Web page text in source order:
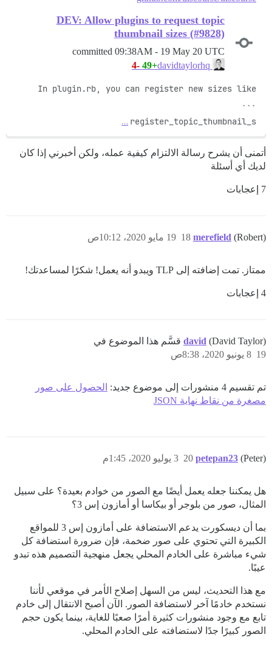
DEV: Allow plugins to request topic
thumbnail sizes (#9828)
committed 09:38AM - 19 May 20 UTC
+49
-4
register_topic_thumbnail_s
…
أتمنى أن يشرح رسالة الالتزام كيفية عمله، ولكن أخبرني إذا كان
لديك أي أسئلة
7 إعجابات
merefield (Robert) 19 مايو 2020، 10:12ص 18
ممتاز. تمت إضافته إلى TLP ويبدو أنه يعمل! شكرًا لمساعدتك!
4 إعجابات
david (David Taylor) قسَّم هذا الموضوع في
8 يونيو 2020، 8:38ص 19
تم تقسيم 4 منشورات إلى موضوع جديد:
الحصول على صور
مصغرة من نقاط نهاية JSON
petepan23 (Peter) 3 يوليو 2020، 1:45م 20
هل يمكننا جعله يعمل أيضًا مع الصور من خوادم بعيدة؟ على سبيل
المثال، صور من بلوجر أو بيكاسا أو أمازون إس 3؟
بما أن ديسكورت يدعم الاستضافة على أمازون إس 3 للمواقع
الكبيرة التي تحتوي على صور ضخمة، فإن ضرورة استضافة كل
شيء مباشرة على الخادم المحلي يجعل منهجية التصميم هذه تبدو
عيبًا.
مع هذا التحديث، ليس من السهل إصلاح الأمر في موقعي لأننا
نستخدم خادمًا آخر لاستضافة الصور. الآن أصبح الانتقال إلى خادم
تابع مع وجود منشورات كثيرة أمرًا صعبًا للغاية، بينما يكون حجم
الصور كبيرًا جدًا لاستضافته على الخادم المحلي.